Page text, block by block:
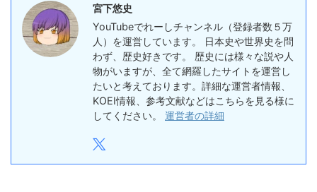
宮下悠史
YouTubeでれーしチャンネル（登録者数５万
人）を運営しています。 日本史や世界史を問
わず、歴史好きです。 歴史には様々な説や人
物がいますが、全て網羅したサイトを運営し
たいと考えております。詳細な運営者情報、
KOEI情報、参考文献などはこちらを見る様に
してください。 運営者の詳細